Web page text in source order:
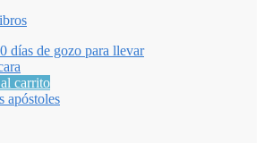
días de gozo para llevar
carrito